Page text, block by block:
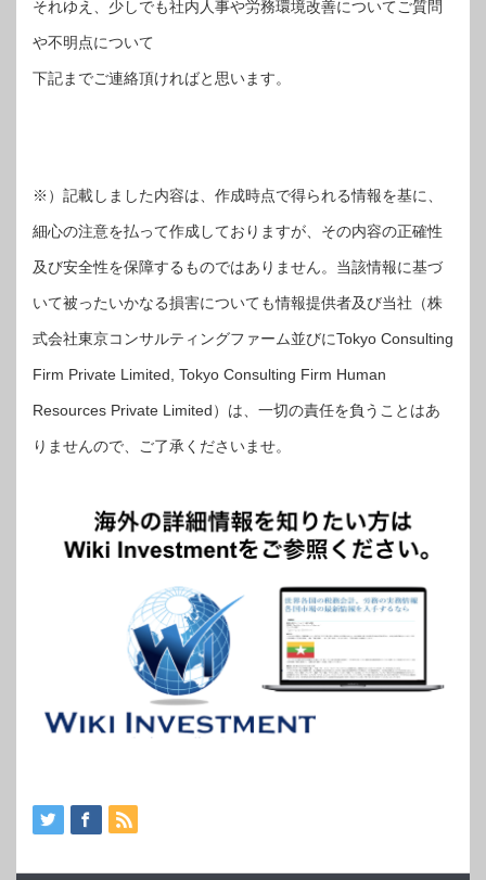
それゆえ、少しでも社内人事や労務環境改善についてご質問
や不明点について
下記までご連絡頂ければと思います。
※）記載しました内容は、作成時点で得られる情報を基に、
細心の注意を払って作成しておりますが、その内容の正確性
及び安全性を保障するものではありません。当該情報に基づ
いて被ったいかなる損害についても情報提供者及び当社（株
式会社東京コンサルティングファーム並びにTokyo Consulting
Firm Private Limited, Tokyo Consulting Firm Human
Resources Private Limited）は、一切の責任を負うことはあ
りませんので、ご了承くださいませ。